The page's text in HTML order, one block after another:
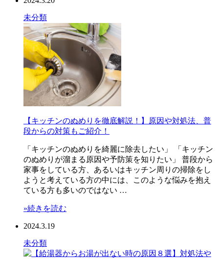
未分類
【キッチンのぬめりを徹底解説！】原因や対処法、普
段からの対策もご紹介！
「キッチンのぬめりを綺麗に除去したい」 「キッチン
のぬめりが溜まる原因や予防策を知りたい」 普段から
家事をしている方、あるいはキッチン周りの掃除をし
ようと考えている方の中には、このような悩みを抱え
ている方も多いのではない …
»続きを読む
2024.3.19
未分類